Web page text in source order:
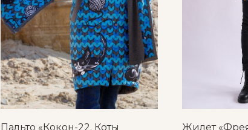
Пальто «Кокон-22. Коты
Жилет